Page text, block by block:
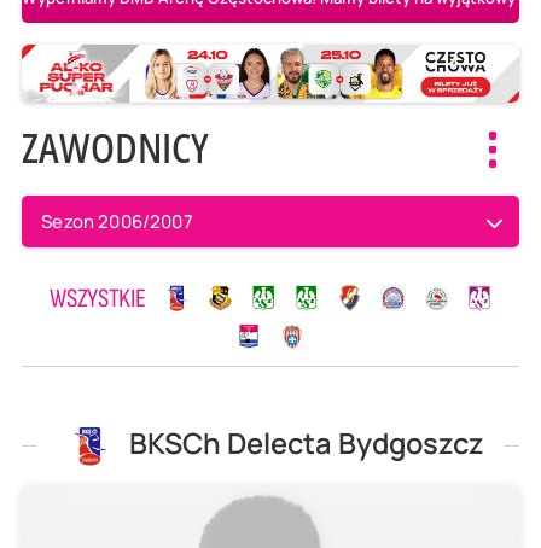
ZAWODNICY
Sezon 2006/2007
WSZYSTKIE
BKSCh Delecta Bydgoszcz